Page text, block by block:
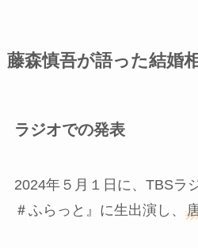
藤森慎吾が語った結婚
ラジオでの発表
2024年５月１日に、TBSラ
＃ふらっと』に生出演し、